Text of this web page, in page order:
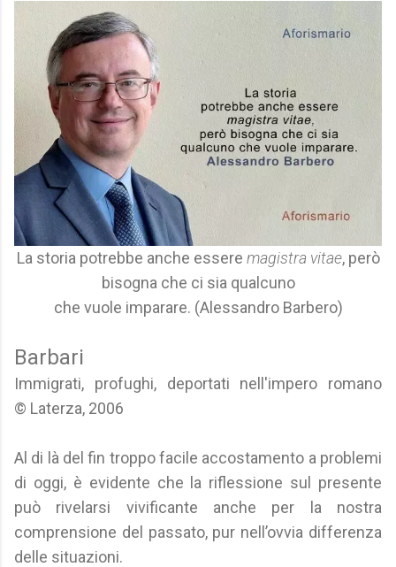
La storia potrebbe anche essere magistra vitae, però
bisogna che ci sia qualcuno
che vuole imparare. (Alessandro Barbero)
Barbari
Immigrati, profughi, deportati nell'impero romano
© Laterza, 2006
Al di là del fin troppo facile accostamento a problemi
di oggi, è evidente che la riflessione sul presente
può rivelarsi vivificante anche per la nostra
comprensione del passato, pur nell’ovvia differenza
delle situazioni.